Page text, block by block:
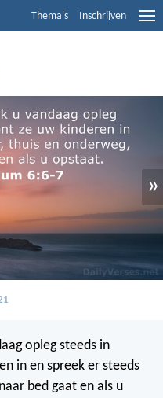
Thema's Inschrijven
»
opleg steeds in
in en spreek er steeds
bed gaat en als u